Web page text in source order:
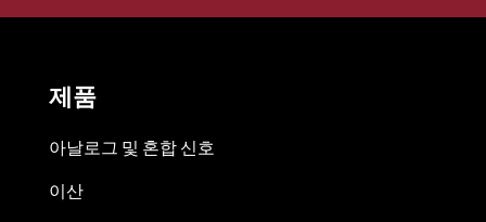
제품
아날로그 및 혼합 신호
이산